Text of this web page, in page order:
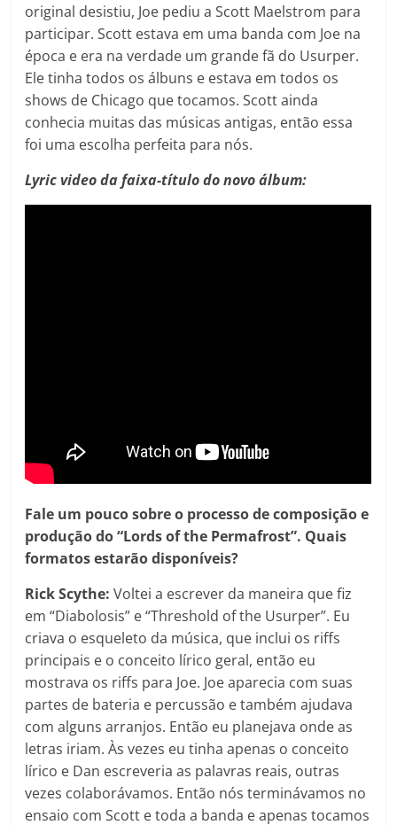
original desistiu, Joe pediu a Scott Maelstrom para
participar. Scott estava em uma banda com Joe na
época e era na verdade um grande fã do Usurper.
Ele tinha todos os álbuns e estava em todos os
shows de Chicago que tocamos. Scott ainda
conhecia muitas das músicas antigas, então essa
foi uma escolha perfeita para nós.
Lyric video da faixa-título do novo álbum:
Fale um pouco sobre o processo de composição e
produção do “Lords of the Permafrost”. Quais
formatos estarão disponíveis?
Rick Scythe:Voltei a escrever da maneira que fiz
em “Diabolosis” e “Threshold of the Usurper”. Eu
criava o esqueleto da música, que inclui os riffs
principais e o conceito lírico geral, então eu
mostrava os riffs para Joe. Joe aparecia com suas
partes de bateria e percussão e também ajudava
com alguns arranjos. Então eu planejava onde as
letras iriam. Às vezes eu tinha apenas o conceito
lírico e Dan escreveria as palavras reais, outras
vezes colaborávamos. Então nós terminávamos no
ensaio com Scott e toda a banda e apenas tocamos